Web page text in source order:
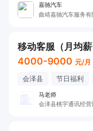
嘉驰汽车
曲靖嘉驰汽车服务有
移动客服（月均
4000-9000 元/月
会泽县 节日福利
马老师
会泽县桃宇通讯经营